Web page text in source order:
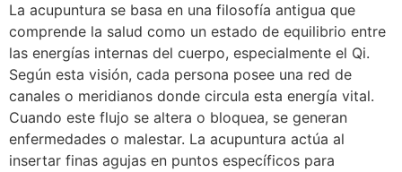
La acupuntura se basa en una filosofía antigua que
comprende la salud como un estado de equilibrio entre
las energías internas del cuerpo, especialmente el Qi.
Según esta visión, cada persona posee una red de
canales o meridianos donde circula esta energía vital.
Cuando este flujo se altera o bloquea, se generan
enfermedades o malestar. La acupuntura actúa al
insertar finas agujas en puntos específicos para